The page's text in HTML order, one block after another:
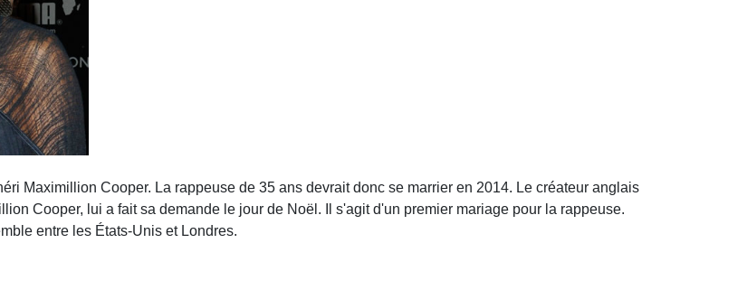
Maximillion Cooper. La rappeuse de 35 ans devrait donc se marrier en 2014. Le créateur anglais
Cooper, lui a fait sa demande le jour de Noël. Il s'agit d'un premier mariage pour la rappeuse.
entre les États-Unis et Londres.